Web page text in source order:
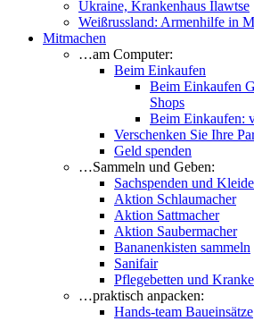
Ukraine, Krankenhaus Ilawtse
Weißrussland: Armenhilfe in
Mitmachen
…am Computer:
Beim Einkaufen
Beim Einkaufen
Shops
Beim Einkaufen:
Verschenken Sie Ihre
Geld spenden
…Sammeln und Geben:
Sachspenden und
Aktion Schlaumacher
Aktion Sattmacher
Aktion Saubermacher
Bananenkisten sammeln
Sanifair
Pflegebetten und
…praktisch anpacken:
Hands-team Baueinsätze